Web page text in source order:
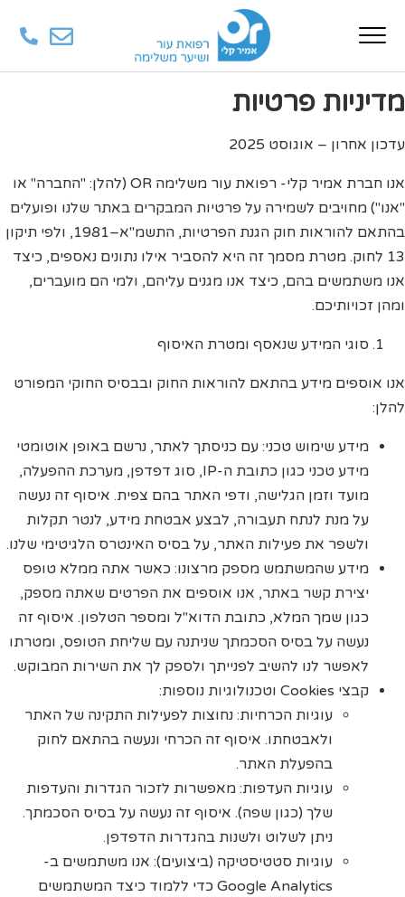
מדיניות פרטיות
עדכון אחרון – אוגוסט 2025
אנו חברת אמיר קלי- רפואת עור משלימה OR (להלן: "החברה" או
"אנו") מחויבים לשמירה על פרטיות המבקרים באתר שלנו ופועלים
בהתאם להוראות חוק הגנת הפרטיות, התשמ"א–1981, ולפי תיקון
13 לחוק. מטרת מסמך זה היא להסביר אילו נתונים נאספים, כיצד
אנו משתמשים בהם, כיצד אנו מגנים עליהם, ולמי הם מועברים,
ומהן זכויותיכם.
סוגי המידע שנאסף ומטרת האיסוף
אנו אוספים מידע בהתאם להוראות החוק ובבסיס החוקי המפורט
להלן:
מידע שימוש טכני: עם כניסתך לאתר, נרשם באופן אוטומטי
מידע טכני כגון כתובת ה-IP, סוג דפדפן, מערכת ההפעלה,
מועד וזמן הגלישה, ודפי האתר בהם צפית. איסוף זה נעשה
על מנת לנתח תעבורה, לבצע אבטחת מידע, לנטר תקלות
ולשפר את פעילות האתר, על בסיס האינטרס הלגיטימי שלנו.
מידע שהמשתמש מספק מרצונו: כאשר אתה ממלא טופס
יצירת קשר באתר, אנו אוספים את הפרטים שאתה מספק,
כגון שמך המלא, כתובת הדוא"ל ומספר הטלפון. איסוף זה
נעשה על בסיס הסכמתך שניתנה עם שליחת הטופס, ומטרתו
לאפשר לנו להשיב לפנייתך ולספק לך את השירות המבוקש.
קבצי Cookies וטכנולוגיות נוספות:
עוגיות הכרחיות: נחוצות לפעילות התקינה של האתר
ולאבטחתו. איסוף זה הכרחי ונעשה בהתאם לחוק
בהפעלת האתר.
עוגיות העדפות: מאפשרות לזכור הגדרות והעדפות
שלך (כגון שפה). איסוף זה נעשה על בסיס הסכמתך.
ניתן לשלוט ולשנות בהגדרות הדפדפן.
עוגיות סטטיסטיקה (ביצועים): אנו משתמשים ב-
Google Analytics כדי ללמוד כיצד המשתמשים